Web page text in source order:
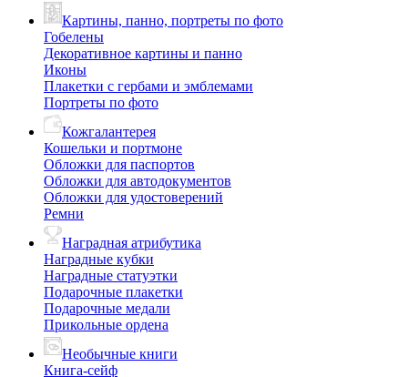
Картины, панно, портреты по фото
Гобелены
Декоративное картины и панно
Иконы
Плакетки с гербами и эмблемами
Портреты по фото
Кожгалантерея
Кошельки и портмоне
Обложки для паспортов
Обложки для автодокументов
Обложки для удостоверений
Ремни
Наградная атрибутика
Наградные кубки
Наградные статуэтки
Подарочные плакетки
Подарочные медали
Прикольные ордена
Необычные книги
Книга-сейф